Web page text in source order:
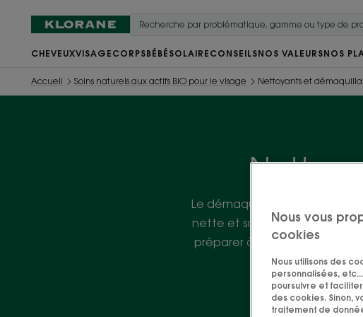
CHEVEUXVISAGE CORPSBÉBÉ SOLAIRE CONSEILSNOS VALEURSNOS
Accueil Soins naturels aux actifs BIO pour le visage Nettoyants et
Le démaquillage et le
nette et saine. Deux gestes
préparer à recevoir le soin.
Nous vous
cookies
Nous utilisons des
personnalisées,
poursuivre et
des cookies. Sinon,
traitement de